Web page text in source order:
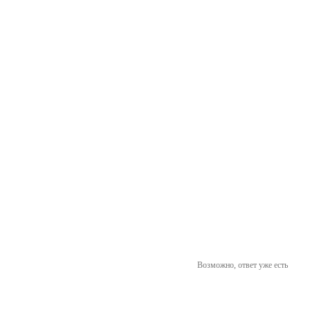
Возможно, ответ уже есть